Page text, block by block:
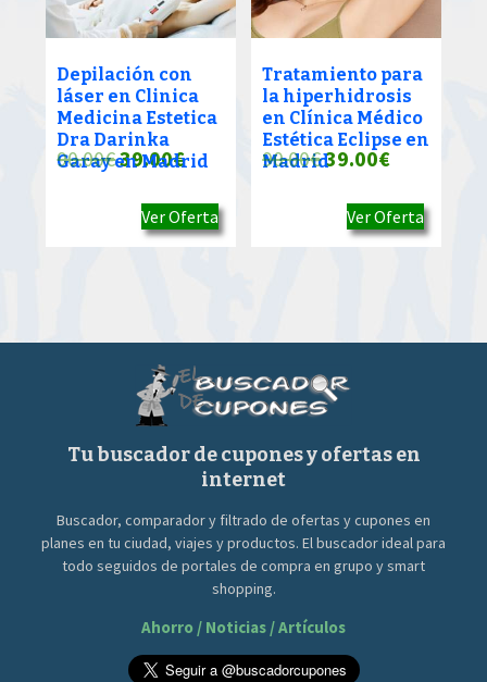
Depilación con
láser en Clinica
Medicina Estetica
Dra Darinka
Garay en Madrid
90.00€El
original
era:
39.00€El
actual
es:
Ver Oferta
Tratamiento para
la hiperhidrosis
en Clínica Médico
Estética Eclipse en
Madrid
90.00€El
original
era:
39.00€El
actual
es:
Ver Oferta
Tu buscador de cupones y ofertas en
internet
Buscador, comparador y filtrado de ofertas y cupones en
planes en tu ciudad, viajes y productos. El buscador ideal para
todo seguidos de portales de compra en grupo y smart
shopping.
Ahorro / Noticias / Artículos